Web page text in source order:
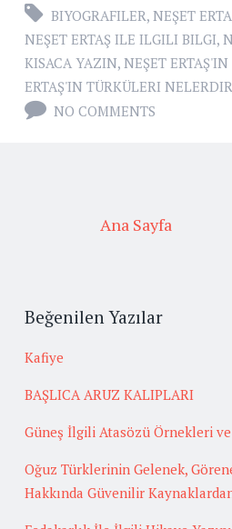
BIYOGRAFILER, NEŞET
NEŞET ERTAŞ ILE ILGILI BILGI,
KISACA YAZIN, NEŞET
ERTAŞ'IN TÜRKÜLERI NELERDIR
NO COMMENTS
Ana Sayfa
Beğenilen Yazılar
Kafiye
BAŞLICA ARUZ KALIPLARI
Güneş İlgili Atasözü Örnekleri
Oğuz Türklerinin Gelenek,
Hakkında Güvenilir